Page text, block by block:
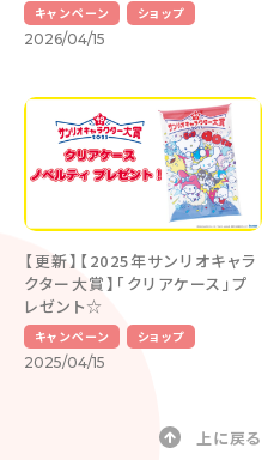
キャンペーン
ショップ
2026/04/15
【更新】【2025年サンリオキャラ
クター大賞】「クリアケース」プ
レゼント☆
キャンペーン
ショップ
2025/04/15
上に戻る